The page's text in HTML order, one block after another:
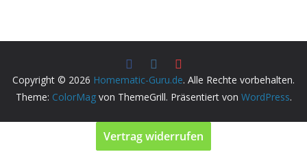
Copyright © 2026 Homematic-Guru.de. Alle Rechte vorbehalten.
Theme: ColorMagvon ThemeGrill. Präsentiert von WordPress.
Vertrag widerrufen